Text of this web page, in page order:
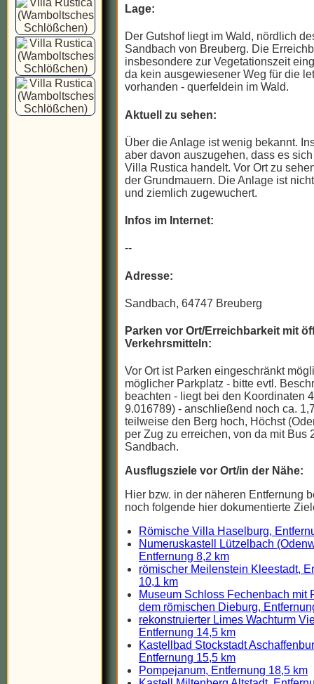
Lage:
Der Gutshof liegt im Wald, nördlich
Sandbach von Breuberg. Die
insbesondere zur Vegetationszeit
da kein ausgewiesener Weg für die
vorhanden - querfeldein im Wald.
Aktuell zu sehen:
Über die Anlage ist wenig bekannt.
aber davon auszugehen, dass es
Villa Rustica handelt. Vor Ort zu
der Grundmauern. Die Anlage ist
und ziemlich zugewuchert.
Infos im Internet:
--
Adresse:
Sandbach, 64747 Breuberg
Parken vor Ort/Erreichbarkeit mit
Verkehrsmitteln:
Vor Ort ist Parken eingeschränkt
möglicher Parkplatz - bitte evtl.
beachten - liegt bei den Koordinaten
9.016789) - anschließend noch ca.
teilweise den Berg hoch, Höchst
per Zug zu erreichen, von da mit Bus
Sandbach.
Ausflugsziele vor Ort/in der Nähe:
Hier bzw. in der näheren Entfernung
noch folgende hier dokumentierte
Römische Villa Haselburg,
Numeruskastell Lützelbach
Entfernung 8,2 km
römischer Meilenstein Kleestadt,
10,1 km
Museum Schloss Fechenbach mit
dem römischen Dieburg,
rekonstruierter Limes Wachturm
Entfernung 14,5 km
Kastellbad Stockstadt
Entfernung 15,5 km
Pompejanum, Entfernung 18,5 km